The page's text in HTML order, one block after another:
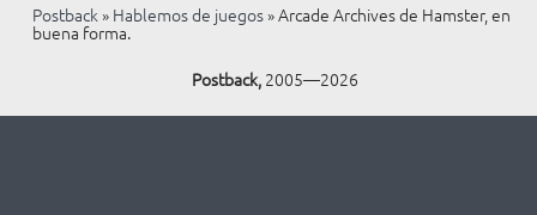
Postback » Hablemos de juegos»Arcade Archives de Hamster, en
buena forma.
Postback,2005—2026